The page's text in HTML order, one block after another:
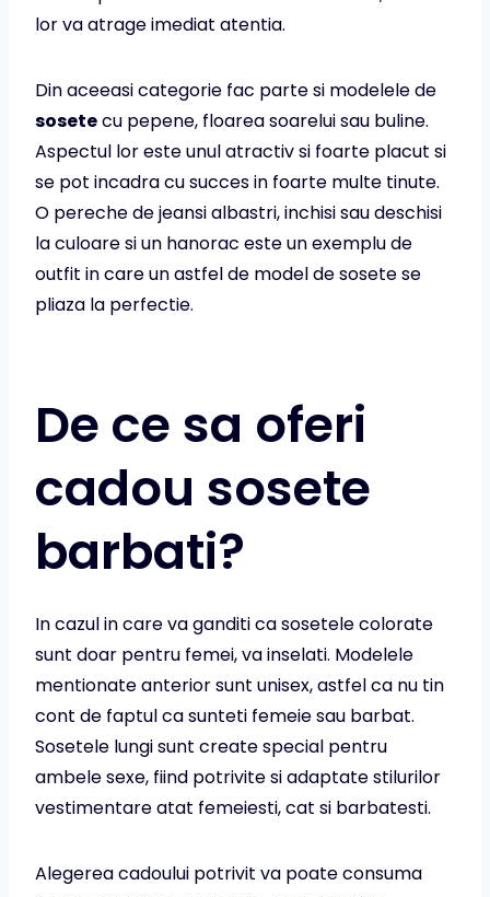
lor va atrage imediat atentia.
Din aceeasi categorie fac parte si modelele de
sosetecu pepene, floarea soarelui sau buline.
Aspectul lor este unul atractiv si foarte placut si
se pot incadra cu succes in foarte multe tinute.
O pereche de jeansi albastri, inchisi sau deschisi
la culoare si un hanorac este un exemplu de
outfit in care un astfel de model de sosete se
pliaza la perfectie.
De ce sa oferi
cadou sosete
barbati?
In cazul in care va ganditi ca sosetele colorate
sunt doar pentru femei, va inselati. Modelele
mentionate anterior sunt unisex, astfel ca nu tin
cont de faptul ca sunteti femeie sau barbat.
Sosetele lungi sunt create special pentru
ambele sexe, fiind potrivite si adaptate stilurilor
vestimentare atat femeiesti, cat si barbatesti.
Alegerea cadoului potrivit va poate consuma